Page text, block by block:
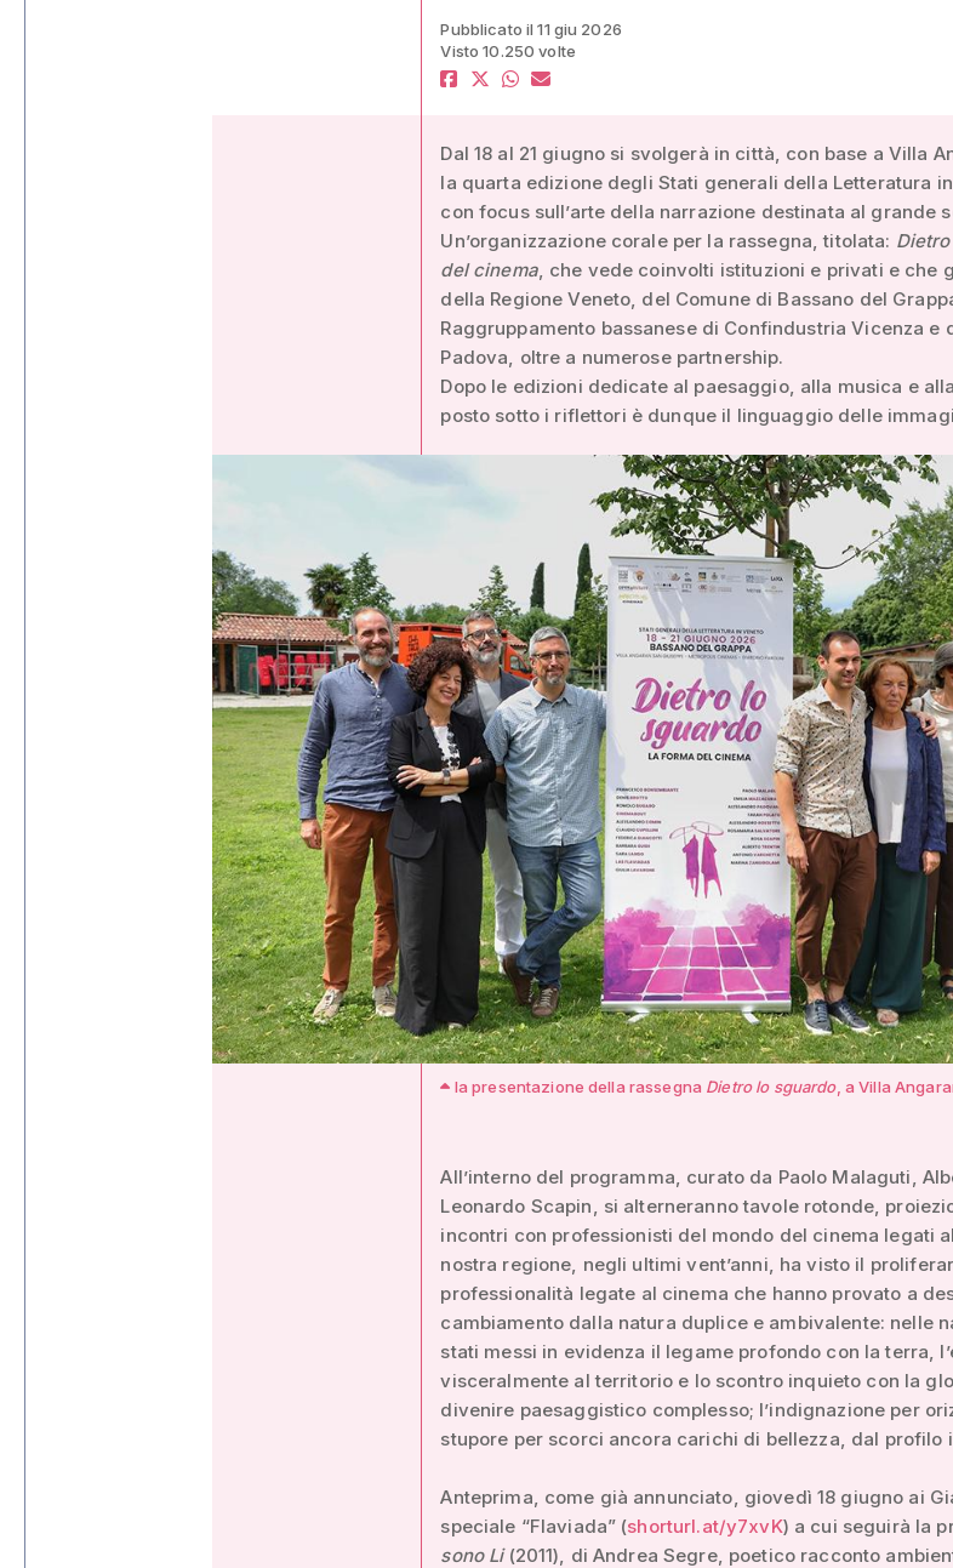
Pubblicato il 11 giu 2026
Visto 10.250 volte
Dal 18 al 21 giugno si svolgerà in città, con base a Villa
la quarta edizione degli Stati generali della Letteratura in
con focus sull’arte della narrazione destinata al grande
Un’organizzazione corale per la rassegna, titolata:
del cinema, che vede coinvolti istituzioni e privati e che
della Regione Veneto, del Comune di Bassano del
Raggruppamento bassanese di Confindustria Vicenza e
Padova, oltre a numerose partnership.
Dopo le edizioni dedicate al paesaggio, alla musica e
posto sotto i riflettori è dunque il linguaggio delle
la presentazione della rassegna Dietro lo sguardo, a Villa
All’interno del programma, curato da Paolo Malaguti,
Leonardo Scapin, si alterneranno tavole rotonde,
incontri con professionisti del mondo del cinema legati
nostra regione, negli ultimi vent’anni, ha visto il
professionalità legate al cinema che hanno provato a
cambiamento dalla natura duplice e ambivalente: nelle
stati messi in evidenza il legame profondo con la terra,
visceralmente al territorio e lo scontro inquieto con la
divenire paesaggistico complesso; l’indignazione per
stupore per scorci ancora carichi di bellezza, dal profilo
Anteprima, come già annunciato, giovedì 18 giugno ai
speciale “Flaviada” (shorturl.at/y7xvK) a cui seguirà la
sono Li(2011), di Andrea Segre, poetico racconto